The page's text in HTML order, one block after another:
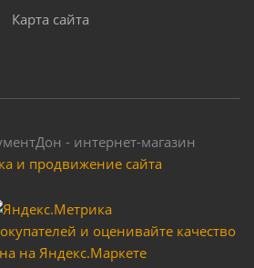
Карта сайта
- интернет-магазин
и продвижение сайта